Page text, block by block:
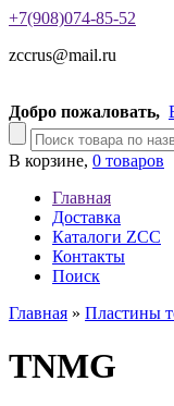
+7(908)074-85-52
zccrus@mail.ru
Добро пожаловать,
В корзине, 0 товаров
Главная
Доставка
Каталоги ZCC
Контакты
Поиск
Главная » Пластины
TNMG